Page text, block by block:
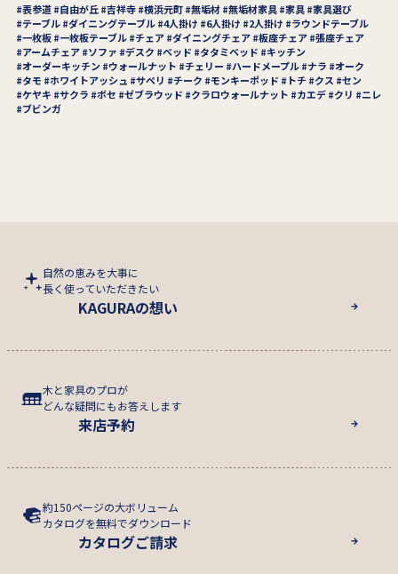
表参道 自由が丘 吉祥寺 横浜元町 無垢材 無垢材家具 家具
家具選び
テーブル ダイニングテーブル 4人掛け 6人掛け 2人掛け
ラウンドテーブル
一枚板 一枚板テーブル チェア ダイニングチェア 板座チェア 張座チェア
アームチェア
ソファ デスク ベッド タタミベッド
キッチン
オーダーキッチン
ウォールナット チェリー ハードメープル ナラ
オーク
タモ
ホワイトアッシュ サペリ チーク モンキーポッド トチ クス
セン
ケヤキ
サクラ ボセ ゼブラウッド クラロウォールナット カエデ クリ
ニレ
ブビンガ
自然の恵みを大事に
長く使っていただきたい
KAGURAの想い
木と家具のプロが
どんな疑問にもお答えします
来店予約
約150ページの大ボリューム
カタログを無料でダウンロード
カタログご請求